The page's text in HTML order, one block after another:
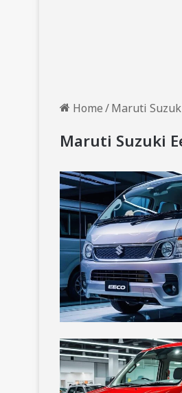
Home/Maruti
Maruti Suzuki